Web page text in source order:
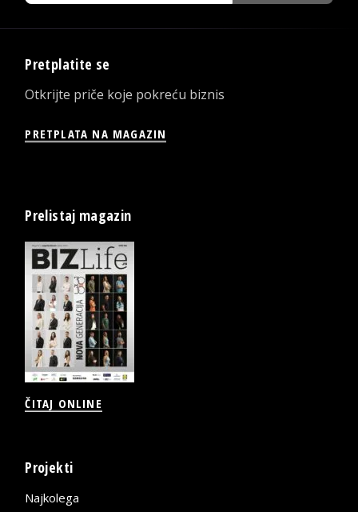
Pretplatite se
Otkrijte priče koje pokreću biznis
PRETPLATA NA MAGAZIN
Prelistaj magazin
ČITAJ ONLINE
Projekti
Najkolega